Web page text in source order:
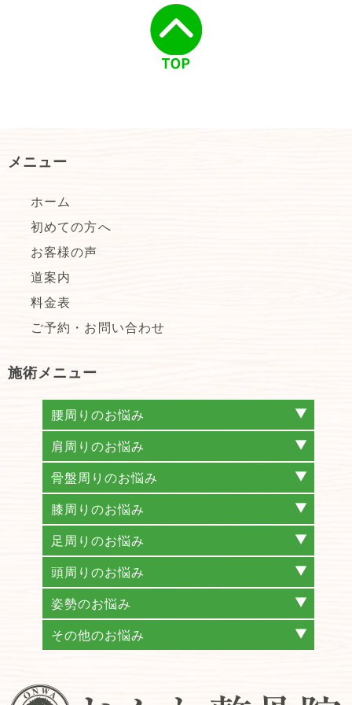
メニュー
ホーム
初めての方へ
お客様の声
道案内
料金表
ご予約・お問い合わせ
施術メニュー
腰周りのお悩み
腰痛
椎間板ヘルニア
坐骨神経痛
脊柱管狭窄症
仙腸関節性腰痛(仙腸関節炎)
梨状筋症候群
ぎっくり腰
腰椎分離症
すべり症
肩周りのお悩み
肩こり
首こり
ストレートネック
頚椎ヘルニア
頚椎症
五十肩
四十肩
骨盤周りのお悩み
産後の骨盤矯正
股関節痛
膝周りのお悩み
変形性膝関節症
膝痛
足周りのお悩み
外反母趾
巻き爪補正
頭周りのお悩み
頭痛
耳鳴り
メニエール病
めまい
姿勢のお悩み
猫背姿勢矯正
巻き肩
反り腰
側弯症
その他のお悩み